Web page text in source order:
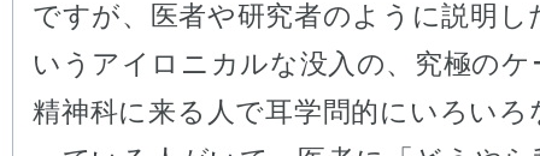
ですが、医者や研究者のように説明し
いうアイロニカルな没入の、究極のケ
精神科に来る人で耳学問的にいろいろ